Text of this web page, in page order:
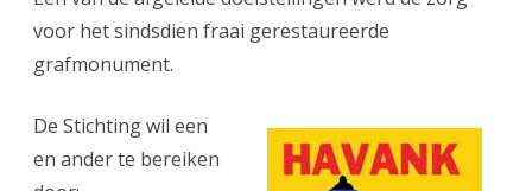
voor het sindsdien fraai gerestaureerde
grafmonument.
De Stichting wil een
en ander te bereiken